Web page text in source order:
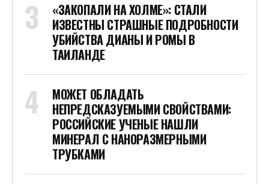
«ЗАКОПАЛИ НА ХОЛМЕ»: СТАЛИ
ИЗВЕСТНЫ СТРАШНЫЕ ПОДРОБНОСТИ
УБИЙСТВА ДИАНЫ И РОМЫ В
ТАИЛАНДЕ
МОЖЕТ ОБЛАДАТЬ
НЕПРЕДСКАЗУЕМЫМИ СВОЙСТВАМИ:
РОССИЙСКИЕ УЧЕНЫЕ НАШЛИ
МИНЕРАЛ С НАНОРАЗМЕРНЫМИ
ТРУБКАМИ